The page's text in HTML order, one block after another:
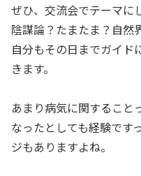
ぜひ、交流会でテーマに
陰謀論？たまたま？自然
自分もその日までガイド
きます。
あまり病気に関すること
なったとしても経験です
ジもありますよね。